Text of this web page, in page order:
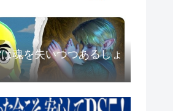
魂を失いつつあるしょ